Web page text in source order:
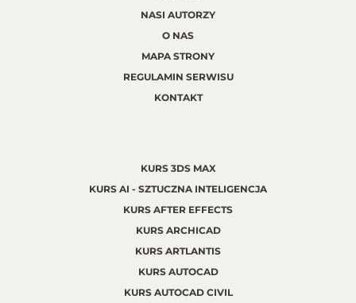
NASI AUTORZY
O NAS
MAPA STRONY
REGULAMIN SERWISU
KONTAKT
KURS 3DS MAX
KURS AI - SZTUCZNA INTELIGENCJA
KURS AFTER EFFECTS
KURS ARCHICAD
KURS ARTLANTIS
KURS AUTOCAD
KURS AUTOCAD CIVIL